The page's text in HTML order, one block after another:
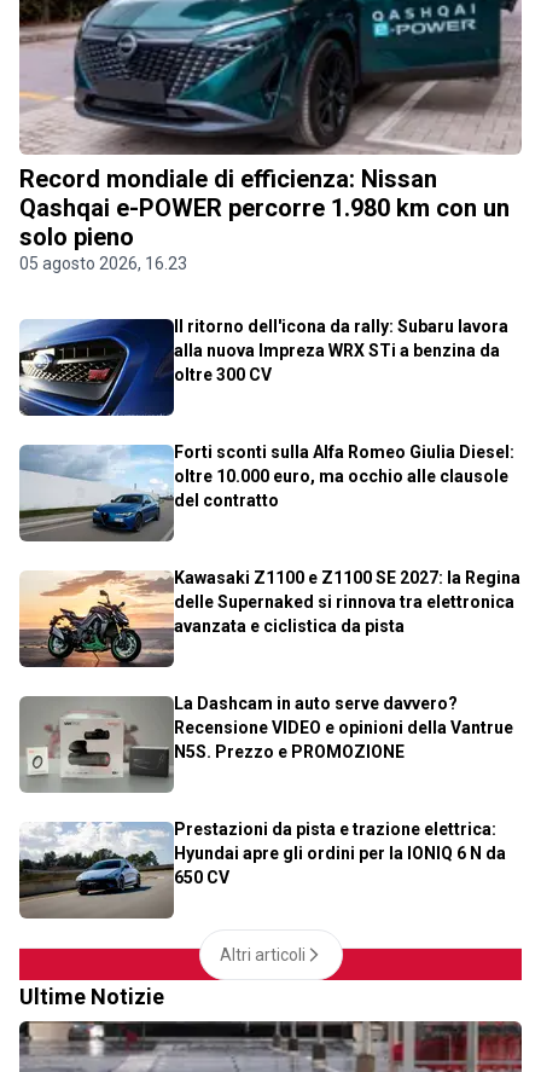
Record mondiale di efficienza: Nissan
Qashqai e-POWER percorre 1.980 km con un
solo pieno
05 agosto 2026, 16.23
Il ritorno dell'icona da rally: Subaru lavora
alla nuova Impreza WRX STi a benzina da
oltre 300 CV
Forti sconti sulla Alfa Romeo Giulia Diesel:
oltre 10.000 euro, ma occhio alle clausole
del contratto
Kawasaki Z1100 e Z1100 SE 2027: la Regina
delle Supernaked si rinnova tra elettronica
avanzata e ciclistica da pista
La Dashcam in auto serve davvero?
Recensione VIDEO e opinioni della Vantrue
N5S. Prezzo e PROMOZIONE
Prestazioni da pista e trazione elettrica:
Hyundai apre gli ordini per la IONIQ 6 N da
650 CV
Altri articoli
Ultime Notizie